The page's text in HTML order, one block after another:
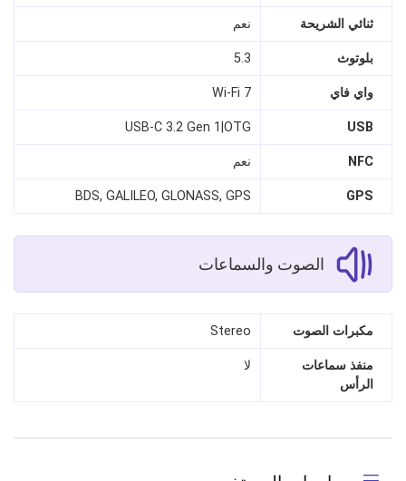
ثنائي الشريحة نعم
بلوتوث 5.3
واي فاي Wi-Fi 7
USB
USB-C 3.2 Gen 1|OTG
NFC نعم
GPS
BDS, GALILEO, GLONASS, GPS
الصوت والسماعات
مكبرات الصوت Stereo
منفذ سماعات
الرأس
لا